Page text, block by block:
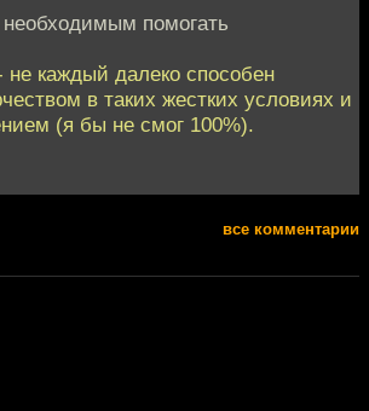
помогать
каждый далеко способен
в таких жестких условиях и
(я бы не смог 100%).
все комментарии